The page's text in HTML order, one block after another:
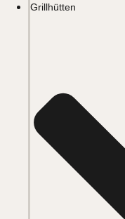
Grillhütten